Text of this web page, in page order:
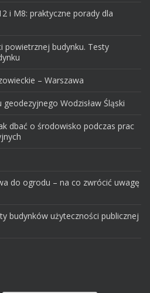
i M8: praktyczne porady dla
powietrznej budynku. Testy
– Warszawa
Wodzisław Śląski
dbać o środowisko podczas prac
do ogrodu – na co zwrócić uwagę
budynków użyteczności publicznej